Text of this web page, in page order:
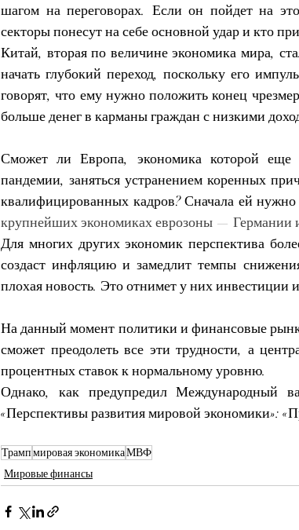
шагом на переговорах. Если он пойдет на
секторы понесут на себе основной удар и кто
Китай, вторая по величине экономика мира,
начать глубокий переход, поскольку его
говорят, что ему нужно положить конец
больше денег в карманы граждан с низкими
Сможет ли Европа, экономика которой
пандемии, заняться устранением коренных
квалифицированных кадров? Сначала ей нужно
крупнейших экономиках еврозоны — Германии
Для многих других экономик перспектива
создаст инфляцию и замедлит темпы
плохая новость. Это отнимет у них инвестиции
На данный момент политики и финансовые
сможет преодолеть все эти трудности, а
процентных ставок к нормальному уровню.
Однако, как предупредил Международный
«Перспективы развития мировой экономики»:
Трампмировая экономикаМВФ
Мировые финансы